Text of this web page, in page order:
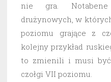
nie gra.
drużynowych, w
poziomu grające z
kolejny przykład
to zmienili i musi być
czołgi VII poziomu.